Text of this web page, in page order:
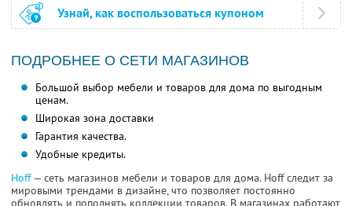
Узнай, как воспользоваться купоном
ПОДРОБНЕЕ О СЕТИ МАГАЗИНОВ
Большой выбор мебели и товаров для дома по выгодным
ценам.
Широкая зона доставки
Гарантия качества.
Удобные кредиты.
Hoff— сеть магазинов мебели и товаров для дома. Hoff следит за
мировыми трендами в дизайне, что позволяет постоянно
обновлять и пополнять коллекции товаров. В магазинах работают